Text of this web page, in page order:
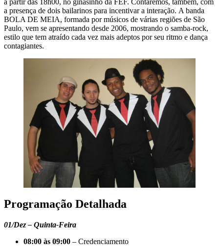
a presença de dois bailarinos para incentivar a interação. A banda
BOLA DE MEIA, formada por músicos de várias regiões de São
Paulo, vem se apresentando desde 2006, mostrando o samba-rock,
estilo que tem atraído cada vez mais adeptos por seu ritmo e dança
contagiantes.
Programação Detalhada
01/Dez – Quinta-Feira
08:00 às 09:00 – Credenciamento